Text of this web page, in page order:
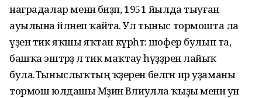
наградалар менән биҙәп, 1951 йылда тыуған
ауылына әйләнеп ҡайта. Ул тыныс тормошта ла
үҙен тик яҡшы яҡтан күрһәтә: шофер булып та,
башҡа эштәрҙә лә тик маҡтау һүҙҙәренә лайыҡ
була.Тыныслыҡтың ҡәҙерен белгән ир уҙаманы
тормош юлдашы Мәҙинә Вәлиулла ҡыҙы менән ун